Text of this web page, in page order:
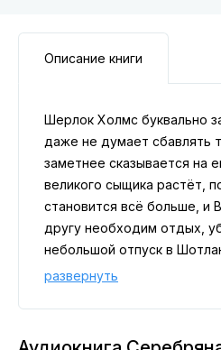
Описание книги
Шерлок Холмс буквально
даже не думает сбавлять
заметнее сказывается на
великого сыщика растёт,
становится всё больше, и
другу необходим отдых,
небольшой отпуск в
и свежего воздуха, Холмс
Но, как всегда,
развернуть